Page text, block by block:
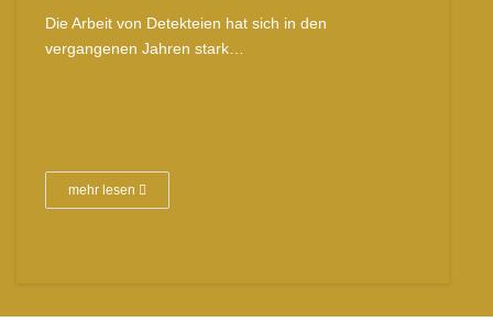
Die Arbeit von Detekteien hat sich in den
vergangenen Jahren stark…
mehr lesen